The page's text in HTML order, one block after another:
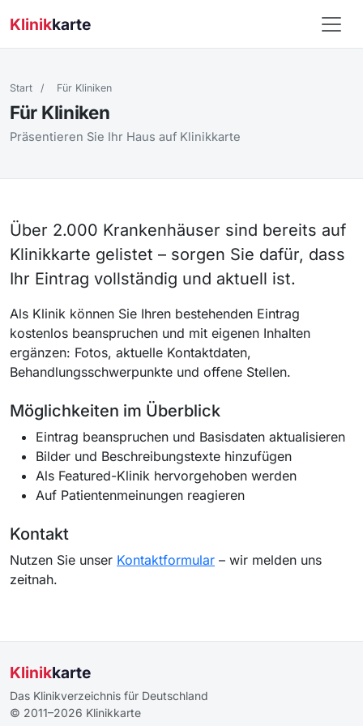
Klinikkarte
Start / Für Kliniken
Für Kliniken
Präsentieren Sie Ihr Haus auf Klinikkarte
Über 2.000 Krankenhäuser sind bereits auf
Klinikkarte gelistet – sorgen Sie dafür, dass
Ihr Eintrag vollständig und aktuell ist.
Als Klinik können Sie Ihren bestehenden Eintrag
kostenlos beanspruchen und mit eigenen Inhalten
ergänzen: Fotos, aktuelle Kontaktdaten,
Behandlungsschwerpunkte und offene Stellen.
Möglichkeiten im Überblick
Eintrag beanspruchen und Basisdaten aktualisieren
Bilder und Beschreibungstexte hinzufügen
Als Featured-Klinik hervorgehoben werden
Auf Patientenmeinungen reagieren
Kontakt
Nutzen Sie unser Kontaktformular – wir melden uns
zeitnah.
Klinikkarte
Das Klinikverzeichnis für Deutschland
© 2011–2026 Klinikkarte